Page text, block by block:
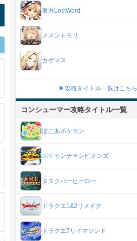
東方LostWord
メメントモリ
カゲマス
▶攻略タイトル一覧はこちら
コンシューマー攻略タイトル一覧
ぽこあポケモン
ポケモンチャンピオンズ
タスクバーヒーロー
ドラクエ1&2リメイク
ドラクエ7リイマジンド